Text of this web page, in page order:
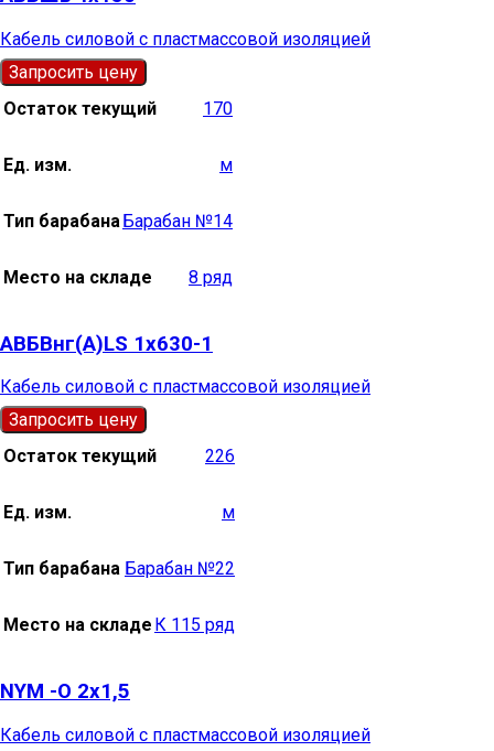
Кабель силовой с пластмассовой изоляцией
Запросить цену
Остаток текущий
170
Ед. изм. м
Тип барабанаБарабан №14
Место на складе 8 ряд
АВБВнг(А)LS 1х630-1
Кабель силовой с пластмассовой изоляцией
Запросить цену
Остаток текущий
226
Ед. изм. м
Тип барабана Барабан №22
Место на складе К 115 ряд
NYM -О 2х1,5
Кабель силовой с пластмассовой изоляцией